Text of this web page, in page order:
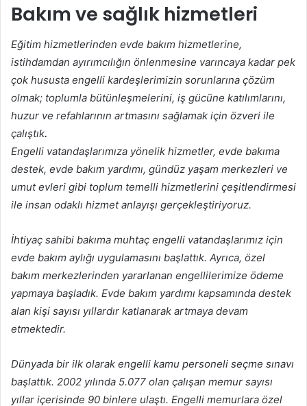
Bakım ve sağlık hizmetleri
Eğitim hizmetlerinden evde bakım hizmetlerine,
istihdamdan ayırımcılığın önlenmesine varıncaya kadar pek
çok hususta engelli kardeşlerimizin sorunlarına çözüm
olmak; toplumla bütünleşmelerini, iş gücüne katılımlarını,
huzur ve refahlarının artmasını sağlamak için özveri ile
çalıştık.
Engelli vatandaşlarımıza yönelik hizmetler, evde bakıma
destek, evde bakım yardımı, gündüz yaşam merkezleri ve
umut evleri gibi toplum temelli hizmetlerini çeşitlendirmesi
ile insan odaklı hizmet anlayışı gerçekleştiriyoruz.
İhtiyaç sahibi bakıma muhtaç engelli vatandaşlarımız için
evde bakım aylığı uygulamasını başlattık. Ayrıca, özel
bakım merkezlerinden yararlanan engellilerimize ödeme
yapmaya başladık. Evde bakım yardımı kapsamında destek
alan kişi sayısı yıllardır katlanarak artmaya devam
etmektedir.
Dünyada bir ilk olarak engelli kamu personeli seçme sınavı
başlattık. 2002 yılında 5.077 olan çalışan memur sayısı
yıllar içerisinde 90 binlere ulaştı. Engelli memurlara özel